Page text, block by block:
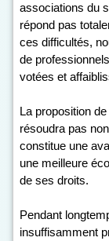
associations du
répond pas
ces difficultés,
de
votées et
La proposition
résoudra pas
constitue une
une meilleure
de ses droits.
Pendant
insuffisamment